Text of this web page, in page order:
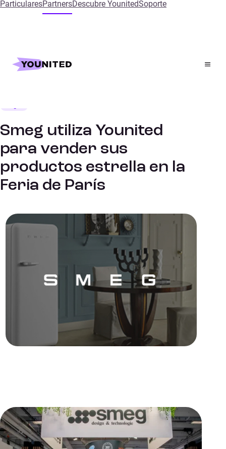
ParticularesPartnersDescubre YounitedSoporte
Inicio
References
Smeg utiliza Younited para vender sus productos estrella
Smeg utiliza Younited
para vender sus
productos estrella en la
Feria de París